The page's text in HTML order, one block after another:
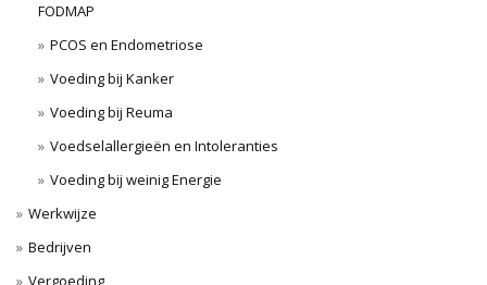
FODMAP
PCOS en Endometriose
Voeding bij Kanker
Voeding bij Reuma
Voedselallergieën en Intoleranties
Voeding bij weinig Energie
Werkwijze
Bedrijven
Vergoeding